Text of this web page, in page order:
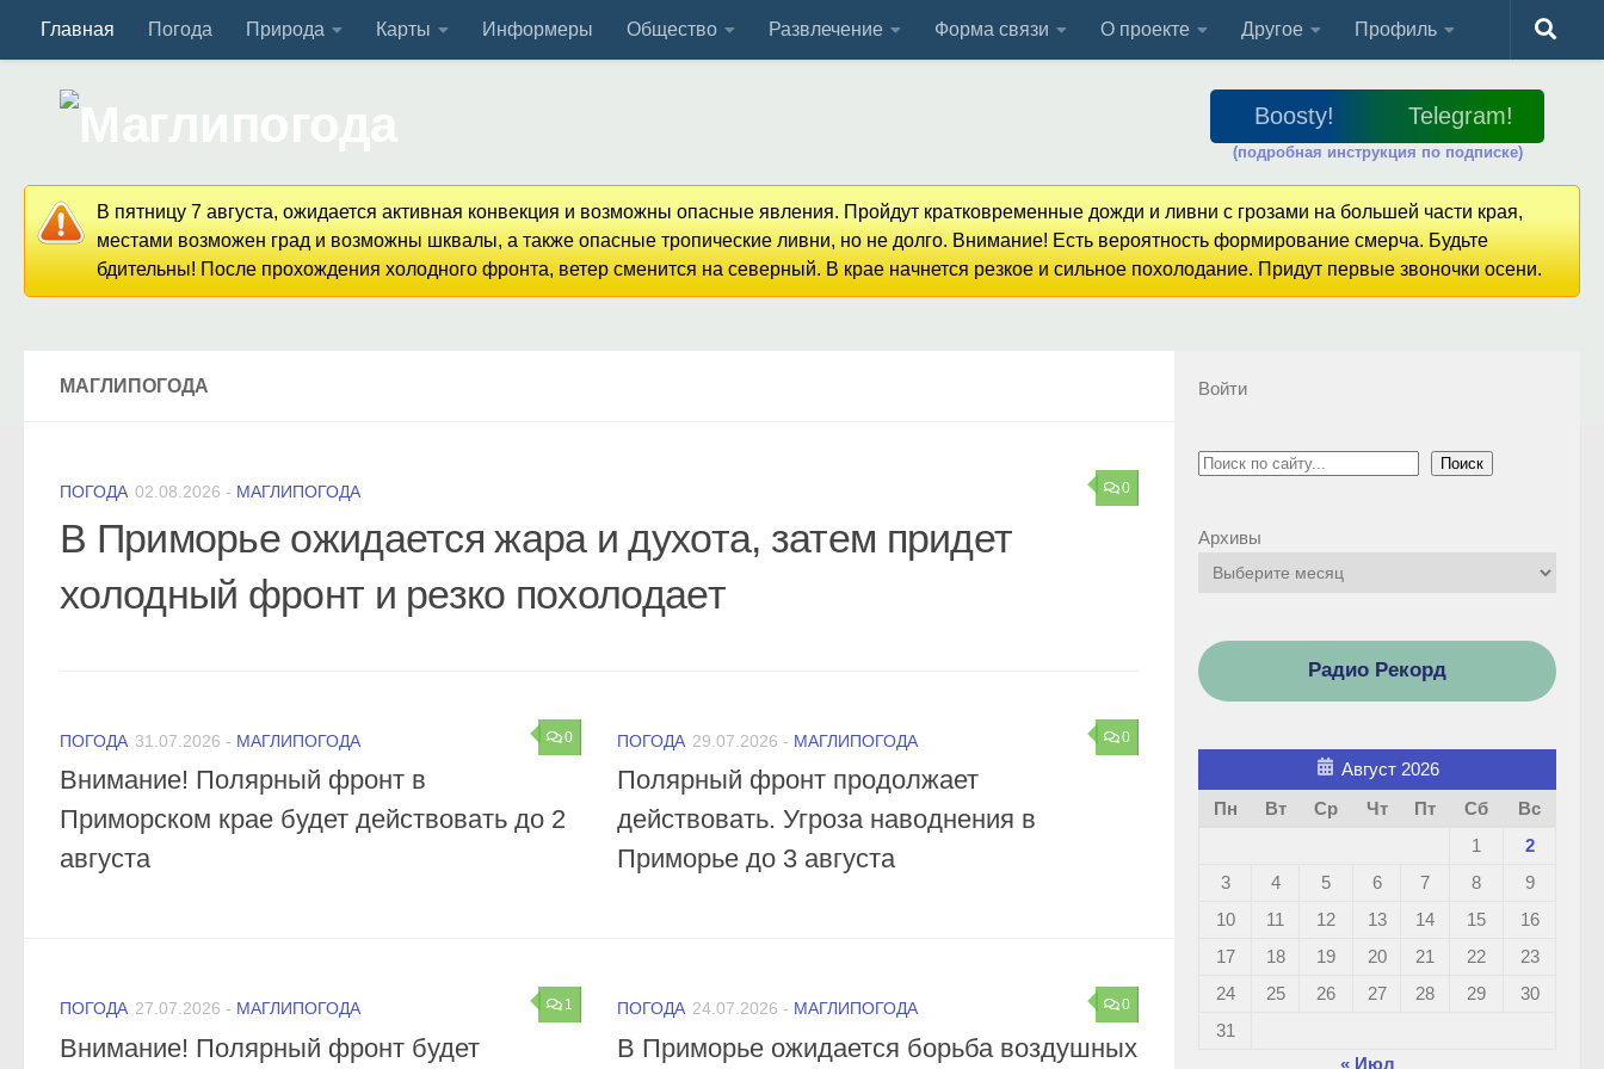
Перейти к содержимому
Главная Погода Природа Карты Информеры Общество Развлечение Форма связи О проекте Другое Профиль
Boosty! Telegram!
(подробная инструкция по подписке)
В пятницу 7 августа, ожидается активная конвекция и возможны опасные явления. Пройдут кратковременные дожди и ливни с грозами на большей части края,
местами возможен град и возможны шквалы, а также опасные тропические ливни, но не долго. Внимание! Есть вероятность формирование смерча. Будьте
бдительны! После прохождения холодного фронта, ветер сменится на северный. В крае начнется резкое и сильное похолодание. Придут первые звоночки осени.
МАГЛИПОГОДА
0
ПОГОДА 02.08.2026 - МАГЛИПОГОДА
В Приморье ожидается жара и духота, затем придет
холодный фронт и резко похолодает
0
ПОГОДА 31.07.2026 - МАГЛИПОГОДА
Внимание! Полярный фронт в
Приморском крае будет действовать до 2
августа
0
ПОГОДА 29.07.2026 - МАГЛИПОГОДА
Полярный фронт продолжает
действовать. Угроза наводнения в
Приморье до 3 августа
1
ПОГОДА 27.07.2026 - МАГЛИПОГОДА
Внимание! Полярный фронт будет
0
ПОГОДА 24.07.2026 - МАГЛИПОГОДА
В Приморье ожидается борьба воздушных
Войти
Поиск Поиск
Архивы
Радио Рекорд
Август 2026
Пн
Вт Ср Чт Пт Сб
Вс
1
2
3
4 5 6 7 8
9
10
11 12 13 14 15
16
17
18 19 20 21 22
23
24
25 26 27 28 29
30
31
« Июл